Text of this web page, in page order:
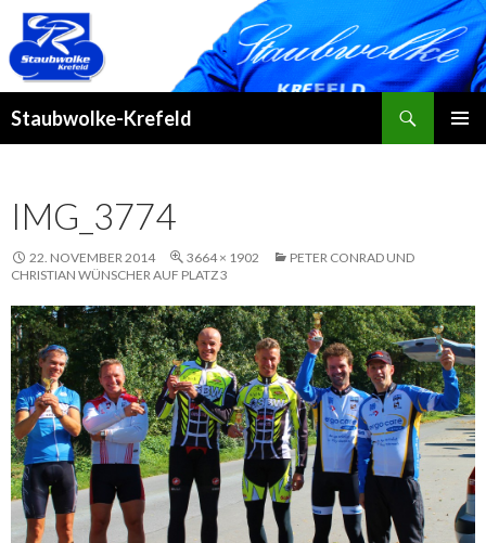
Staubwolke-Krefeld
IMG_3774
22. NOVEMBER 2014 3664 × 1902
PETER CONRAD UND
CHRISTIAN WÜNSCHER AUF PLATZ 3